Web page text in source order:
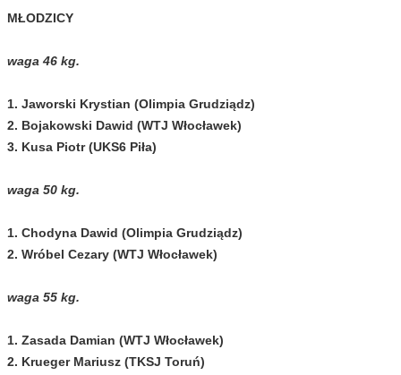
MŁODZICY
waga 46 kg.
1. Jaworski Krystian (Olimpia Grudziądz)
2. Bojakowski Dawid (WTJ Włocławek)
3. Kusa Piotr (UKS6 Piła)
waga 50 kg.
1. Chodyna Dawid (Olimpia Grudziądz)
2. Wróbel Cezary (WTJ Włocławek)
waga 55 kg.
1. Zasada Damian (WTJ Włocławek)
2. Krueger Mariusz (TKSJ Toruń)